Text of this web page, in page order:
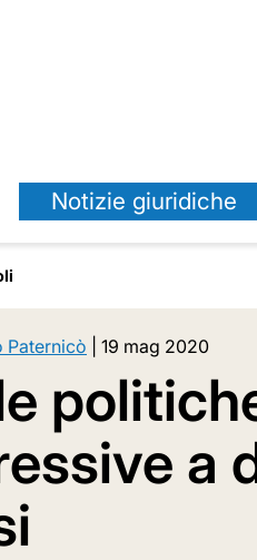
Notizie giuridiche
Paternicò 19 mag 2020
a